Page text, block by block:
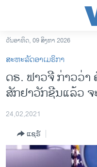
ເຂົ້າ
ຫາ
ຂ້າມ
ຂ້າມ
ຫາ
ອາເມຣິກາ
ຂ່າວ​ຈີນ
ໂລກ
ເອເຊຍ
ວັນອາທິດ, 09 ສິງຫາ 2026
ສະຫະລັດອາເມຣິກາ
ດຣ. ຟາວຈີ ກ່າວວ່
ສັກຢາວັກຊີນແລ້ວ
24,02,2021
ແຊຣ໌